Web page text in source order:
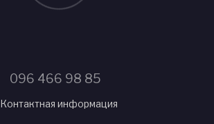
096 466 98 85
Контактная информация